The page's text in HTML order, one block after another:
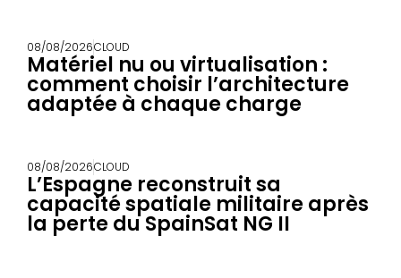
08/08/2026CLOUD
Matériel nu ou virtualisation :
comment choisir l’architecture
adaptée à chaque charge
08/08/2026CLOUD
L’Espagne reconstruit sa
capacité spatiale militaire après
la perte du SpainSat NG II